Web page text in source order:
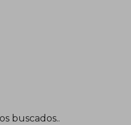
buscados..